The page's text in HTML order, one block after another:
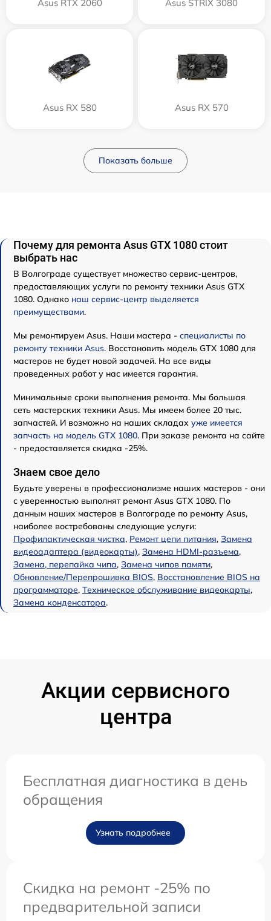
Asus RTX 2060 Asus STRIX 3080
Asus RX 580 Asus RX 570
Показать больше
Почему для ремонта Asus GTX 1080 стоит
выбрать нас
В Волгограде существует множество сервис-центров,
предоставляющих услуги по ремонту техники Asus GTX
1080. Однако наш сервис-центр выделяется
преимуществами.
Мы ремонтируем Asus. Наши мастера - специалисты по
ремонту техники Asus. Восстановить модель GTX 1080 для
мастеров не будет новой задачей. На все виды
проведенных работ у нас имеется гарантия.
Минимальные сроки выполнения ремонта. Мы большая
сеть мастерских техники Asus. Мы имеем более 20 тыс.
запчастей. И возможно на наших складах уже имеется
запчасть на модель GTX 1080. При заказе ремонта на сайте
- предоставляется скидка -25%.
Знаем свое дело
Будьте уверены в профессионализме наших мастеров - они
с уверенностью выполнят ремонт Asus GTX 1080. По
данным наших мастеров в Волгограде по ремонту Asus,
наиболее востребованы следующие услуги:
Профилактическая чистка, Ремонт цепи питания, Замена
видеоадаптера (видеокарты), Замена HDMI-разъема,
Замена, перепайка чипа, Замена чипов памяти,
Обновление/Перепрошивка BIOS, Восстановление BIOS на
программаторе, Техническое обслуживание видеокарты,
Замена конденсатора.
Акции сервисного
центра
Бесплатная диагностика в день
обращения
Узнать подробнее
Скидка на ремонт -25% по
предварительной записи